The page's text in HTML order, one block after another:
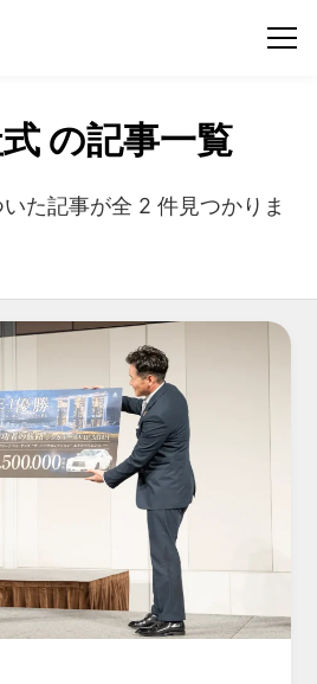
の記事一覧
た記事が全 2 件見つかりま